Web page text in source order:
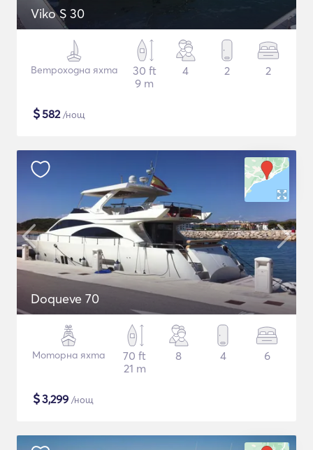
Viko S 30
Ветроходна яхта
30 ft
9 m
4 2 2
$582/нощ
Doqueve 70
Моторна яхта
70 ft
21 m
8 4 6
$3,299 /нощ